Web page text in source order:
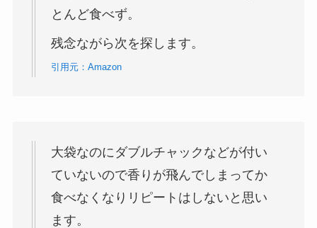
とんど食べず。
残念ながら次を探します。
引用元：Amazon
大袋なのにダブルチャックなどが付い
ていないので香りが飛んでしまってか
食べなくなりリピートはしないと思い
ます。